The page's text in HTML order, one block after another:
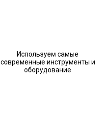
Используем самые
современные инструменты и
оборудование